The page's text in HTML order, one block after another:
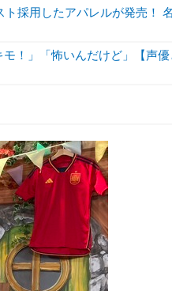
採用したアパレルが発売！
！」「怖いんだけど」【声優